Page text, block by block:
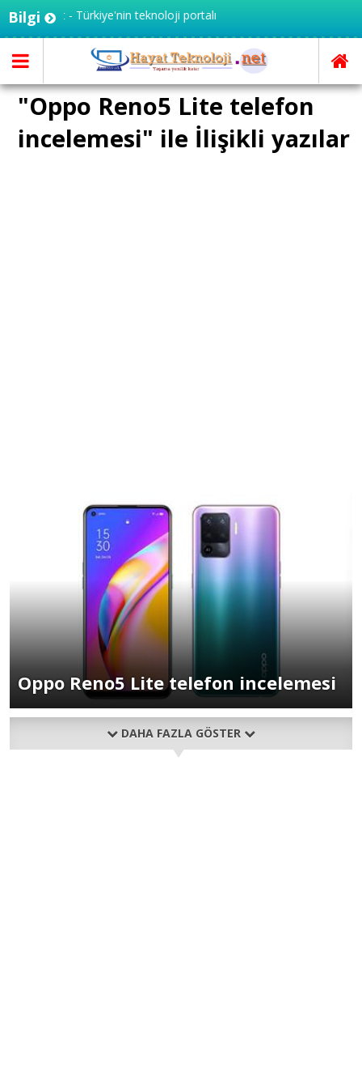
Bilgi - Türkiye'nin teknoloji portalı
"Oppo Reno5 Lite telefon
incelemesi" ile İlişikli yazılar
Oppo Reno5 Lite telefon incelemesi
DAHA FAZLA GÖSTER